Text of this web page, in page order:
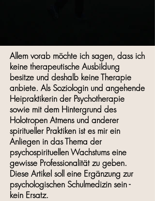
Allem vorab möchte ich sagen, dass ich
keine therapeutische Ausbildung
besitze und deshalb keine Therapie
anbiete. Als Soziologin und angehende
Heipraktikerin der Psychotherapie
sowie mit dem Hintergrund des
Holotropen Atmens und anderer
spiritueller Praktiken ist es mir ein
Anliegen in das Thema der
psychospirituellen Wachstums eine
gewisse Professionalität zu geben.
Diese Artikel soll eine Ergänzung zur
psychologischen Schulmedizin sein -
kein Ersatz.